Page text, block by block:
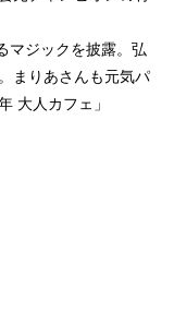
マジックを披露。弘
まりあさんも元気パ
大人カフェ」